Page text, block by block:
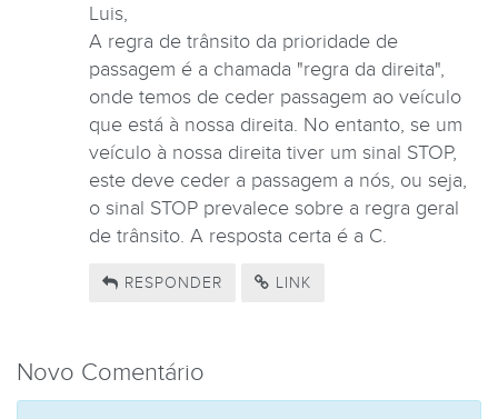
Luis,
A regra de trânsito da prioridade de
passagem é a chamada "regra da direita",
onde temos de ceder passagem ao veículo
que está à nossa direita. No entanto, se um
veículo à nossa direita tiver um sinal STOP,
este deve ceder a passagem a nós, ou seja,
o sinal STOP prevalece sobre a regra geral
de trânsito. A resposta certa é a C.
RESPONDER LINK
Novo Comentário